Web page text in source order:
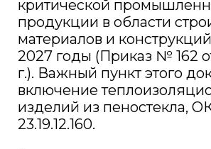
критической
продукции в области
материалов и
2027 годы (Приказ № 162
г.). Важный пункт этого
включение
изделий из пеностекла,
23.19.12.160.